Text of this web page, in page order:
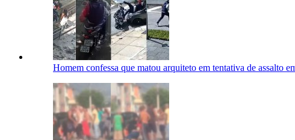
Homem confessa que matou arquiteto em tentativa de assalto